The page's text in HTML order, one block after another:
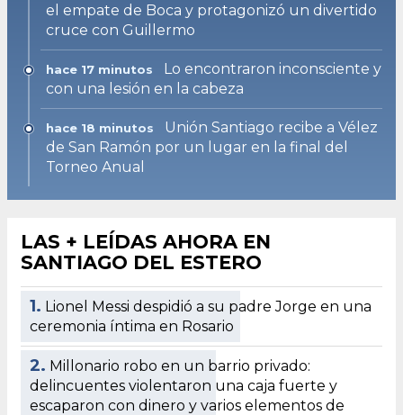
el empate de Boca y protagonizó un divertido
cruce con Guillermo
hace 17 minutos
Lo encontraron inconsciente y
con una lesión en la cabeza
hace 18 minutos
Unión Santiago recibe a Vélez
de San Ramón por un lugar en la final del
Torneo Anual
LAS + LEÍDAS AHORA EN
SANTIAGO DEL ESTERO
1. Lionel Messi despidió a su padre Jorge en una
ceremonia íntima en Rosario
2. Millonario robo en un barrio privado:
delincuentes violentaron una caja fuerte y
escaparon con dinero y varios elementos de